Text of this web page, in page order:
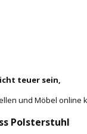
teuer sein,
und Möbel online
Polsterstuhl